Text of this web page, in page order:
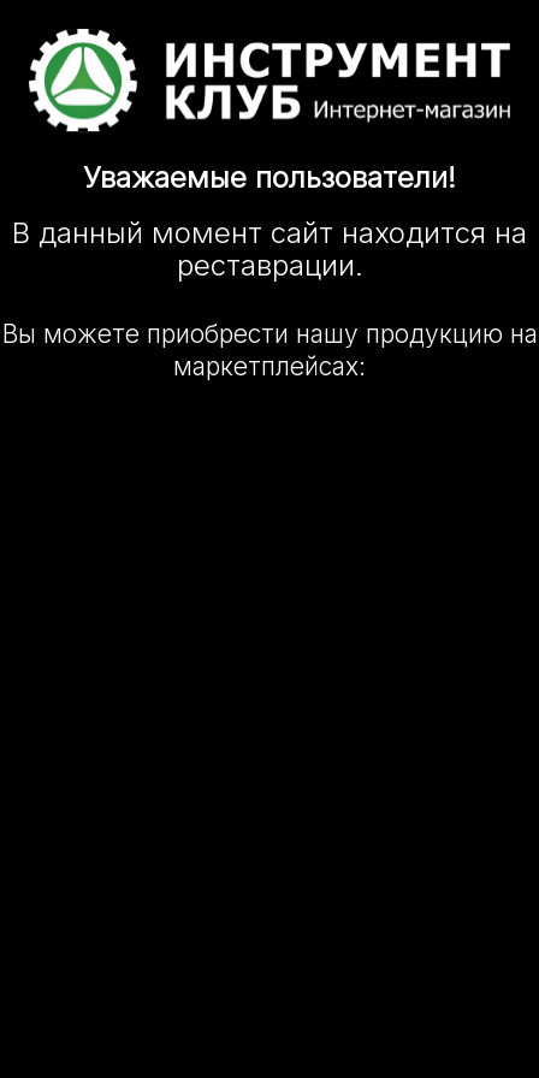
Уважаемые пользователи!
В данный момент сайт находится на
реставрации.
Вы можете приобрести нашу продукцию на
маркетплейсах: